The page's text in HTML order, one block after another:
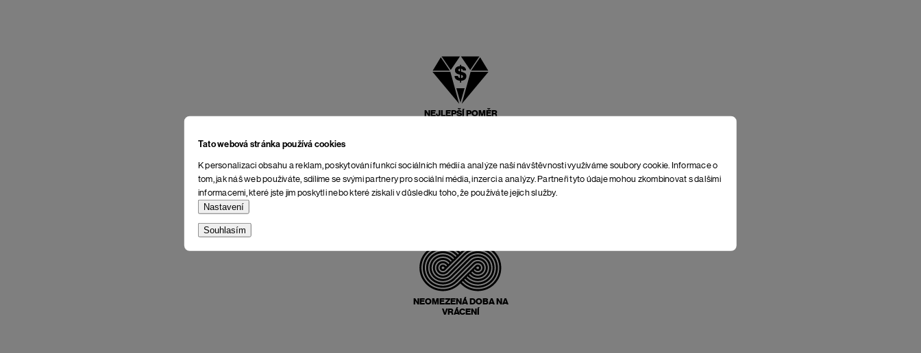
Tato webová stránka používá cookies
K personalizaci obsahu a reklam, poskytování funkcí sociálních médií a analýze naší návštěvnosti využíváme soubory cookie. Informace o
tom, jak náš web používáte, sdílíme se svými partnery pro sociální média, inzerci a analýzy. Partneři tyto údaje mohou zkombinovat s dalšími
informacemi, které jste jim poskytli nebo které získali v důsledku toho, že používáte jejich služby.
Nastavení
Souhlasím
NEJLEPŠÍ POMĚR
NEOMEZENÁ DOBA NA
VRÁCENÍ